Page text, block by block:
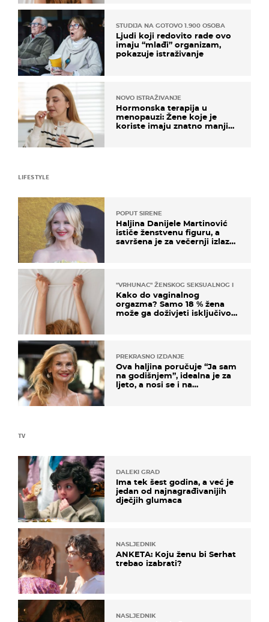
STUDIJA NA GOTOVO 1.900 OSOBA
Ljudi koji redovito rade ovo
imaju “mlađi” organizam,
pokazuje istraživanje
NOVO ISTRAŽIVANJE
Hormonska terapija u
menopauzi: Žene koje je
koriste imaju znatno manji
TV
DALEKI GRAD
Ima tek šest godina, a već je
jedan od najnagrađivanijih
dječjih glumaca
NASLJEDNIK
ANKETA: Koju ženu bi Serhat
trebao izabrati?
NASLJEDNIK
LIFESTYLE
POPUT SIRENE
Haljina Danijele Martinović
ističe ženstvenu figuru, a
savršena je za večernji izlazak
"VRHUNAC" ŽENSKOG SEKSUALNOG ISKUSTVA
Kako do vaginalnog
orgazma? Samo 18 % žena
može ga doživjeti isključivo
PREKRASNO IZDANJE
Ova haljina poručuje “Ja sam
na godišnjem”, idealna je za
ljeto, a nosi se i na